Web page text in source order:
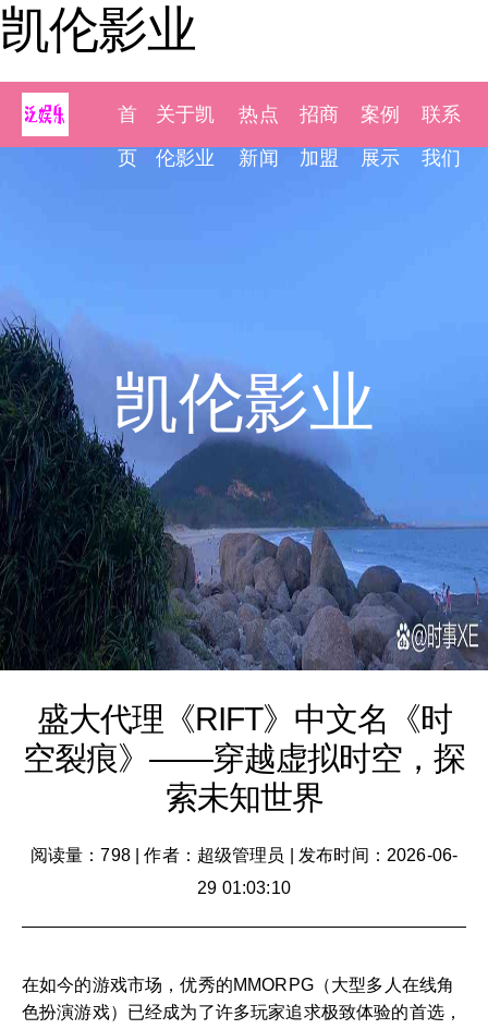
凯伦影业
首
页
关于凯
伦影业
热点
新闻
招商
加盟
案例
展示
联系
我们
凯伦影业
盛大代理《RIFT》中文名《时
空裂痕》——穿越虚拟时空，探
索未知世界
阅读量：798|作者：超级管理员
发布时间：2026-06-
29 01:03:10
在如今的游戏市场，优秀的MMORPG（大型多人在线角
色扮演游戏）已经成为了许多玩家追求极致体验的首选，